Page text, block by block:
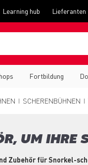
Learning hub Lieferanten
Fortbildung
SCHERENBÜHNEN
UM IHRE
Zubehör für Snorkel-